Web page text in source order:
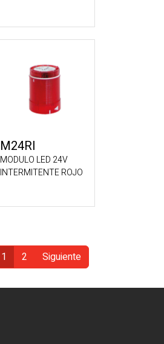
M24RI
MODULO LED 24V
INTERMITENTE ROJO
1
2 Siguiente